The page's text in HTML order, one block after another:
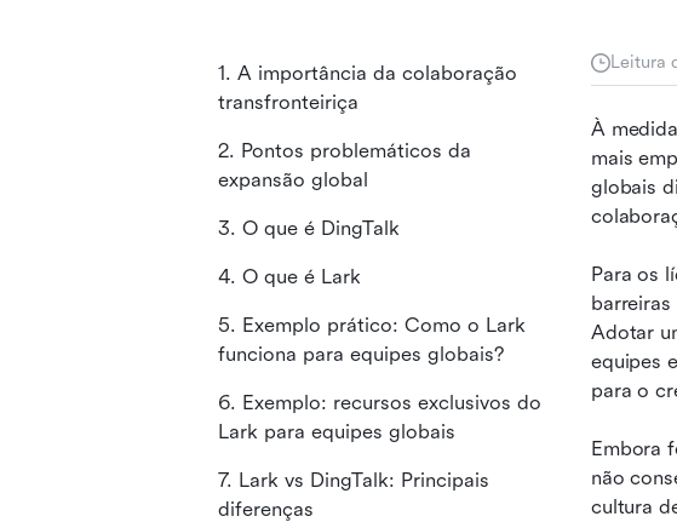
Leitura
À
mais
globais
Para os
Adotar
equipes
para o
Embora
não
cultura
1. A importância da colaboração
transfronteiriça
2. Pontos problemáticos da
expansão global
3. O que é DingTalk
4. O que é Lark
5. Exemplo prático: Como o Lark
funciona para equipes globais?
6. Exemplo: recursos exclusivos do
Lark para equipes globais
7. Lark vs DingTalk: Principais
diferenças